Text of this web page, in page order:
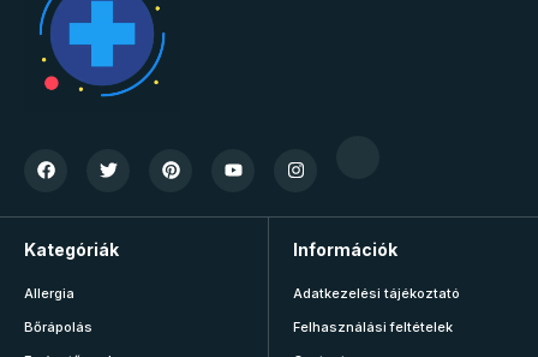
Kategóriák
Allergia
Bőrápolás
Információk
Adatkezelési tájékoztató
Felhasználási feltételek